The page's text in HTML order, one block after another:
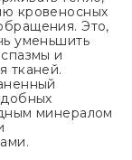
кровеносных
Это,
уменьшить
и
тканей.
минералом